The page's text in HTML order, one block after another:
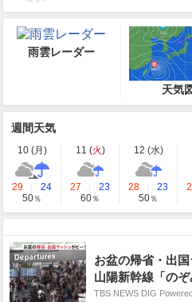
雨雲レーダー
天気
週間天気
10 (月 ) 11 (火) 12 (水)
29
24
50％
27
23
60％
28
23
50％
お盆の帰省・出
山陽新幹線「の
席 羽田空港 国
TBS NEWS DIG